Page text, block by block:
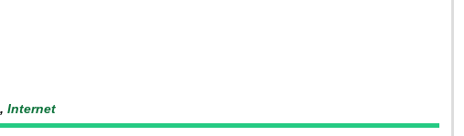
, Internet